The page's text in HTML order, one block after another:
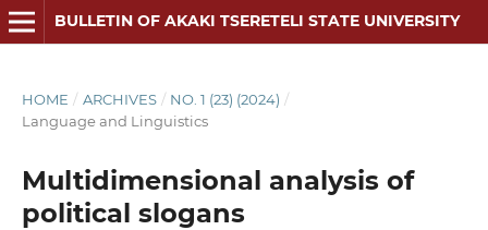
BULLETIN OF AKAKI TSERETELI STATE UNIVERSITY
HOME / ARCHIVES / NO. 1 (23) (2024) /
Language and Linguistics
Multidimensional analysis of
political slogans